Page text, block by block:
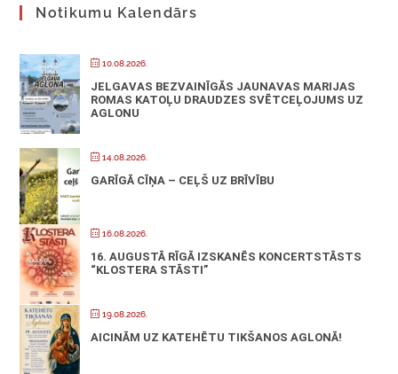
Notikumu Kalendārs
10.08.2026.
JELGAVAS BEZVAINĪGĀS JAUNAVAS MARIJAS
ROMAS KATOĻU DRAUDZES SVĒTCEĻOJUMS UZ
AGLONU
14.08.2026.
GARĪGĀ CĪŅA – CEĻŠ UZ BRĪVĪBU
16.08.2026.
16. AUGUSTĀ RĪGĀ IZSKANĒS KONCERTSTĀSTS
“KLOSTERA STĀSTI”
19.08.2026.
AICINĀM UZ KATEHĒTU TIKŠANOS AGLONĀ!